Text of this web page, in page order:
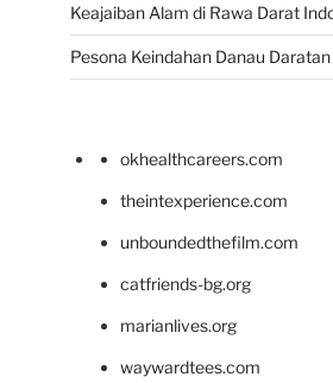
Keajaiban Alam di Rawa Darat
Pesona Keindahan Danau
okhealthcareers.com
theintexperience.com
unboundedthefilm.com
catfriends-bg.org
marianlives.org
waywardtees.com